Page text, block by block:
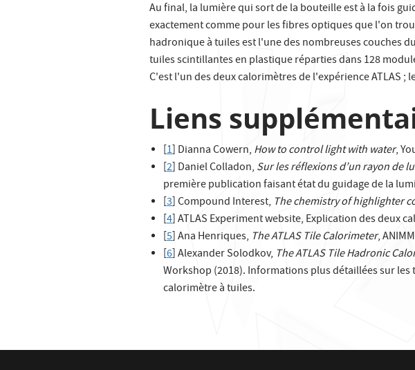
Au final, la lumière qui sort de la bouteille est à la fois
exactement comme pour les fibres optiques que l'on
hadronique à tuiles est l'une des nombreuses couches
tuiles scintillantes en plastique réparties dans 128
C'est l'un des deux calorimètres de l'expérience ATLAS
Liens
[1] Dianna Cowern, How to control light with water,
[2] Daniel Colladon, Sur les réflexions d’un rayon de
première publication faisant état du guidage de la
[3] Compound Interest, The chemistry of highlighter
[4] ATLAS Experiment website, Explication des deux
[5] Ana Henriques, The ATLAS Tile Calorimeter,
[6] Alexander Solodkov, The ATLAS Tile Hadronic
Workshop (2018). Informations plus détaillées sur
calorimètre à tuiles.